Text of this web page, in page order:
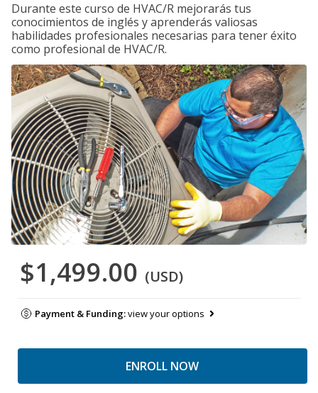
Durante este curso de HVAC/R mejorarás tus
conocimientos de inglés y aprenderás valiosas
habilidades profesionales necesarias para tener éxito
como profesional de HVAC/R.
$1,499.00 (USD)
Payment & Funding:view your options
ENROLL NOW